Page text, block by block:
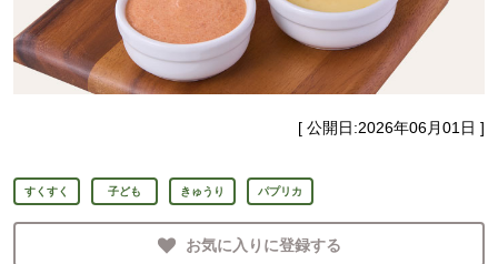
[ 公開日:2026年06月01日 ]
すくすく 子ども きゅうり パプリカ
お気に入りに登録する